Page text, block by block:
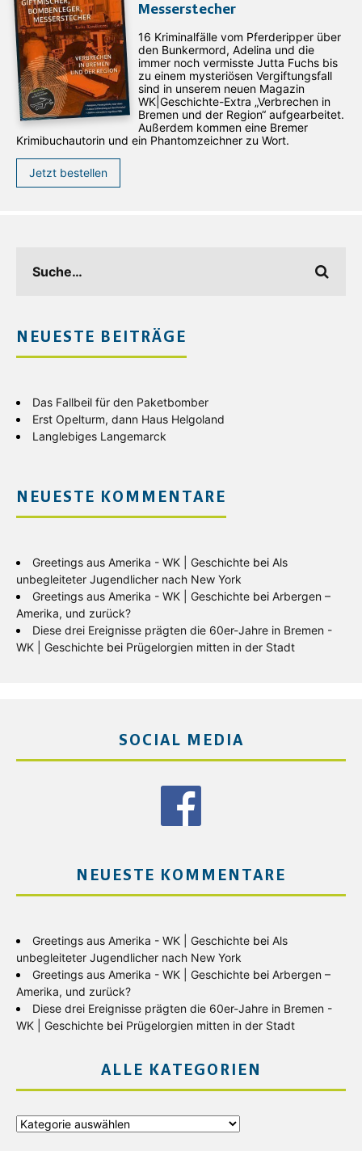
Messerstecher
16 Kriminalfälle vom Pferderipper über
den Bunkermord, Adelina und die
immer noch vermisste Jutta Fuchs bis
zu einem mysteriösen Vergiftungsfall
sind in unserem neuen Magazin
WK|Geschichte-Extra „Verbrechen in
Bremen und der Region“ aufgearbeitet.
Außerdem kommen eine Bremer
Krimibuchautorin und ein Phantomzeichner zu Wort.
Jetzt bestellen
NEUESTE BEITRÄGE
Das Fallbeil für den Paketbomber
Erst Opelturm, dann Haus Helgoland
Langlebiges Langemarck
NEUESTE KOMMENTARE
Greetings aus Amerika - WK | Geschichte bei Als
unbegleiteter Jugendlicher nach New York
Greetings aus Amerika - WK | Geschichte bei Arbergen –
Amerika, und zurück?
Diese drei Ereignisse prägten die 60er-Jahre in Bremen -
WK | Geschichte bei Prügelorgien mitten in der Stadt
SOCIAL MEDIA
NEUESTE KOMMENTARE
Greetings aus Amerika - WK | Geschichte bei Als
unbegleiteter Jugendlicher nach New York
Greetings aus Amerika - WK | Geschichte bei Arbergen –
Amerika, und zurück?
Diese drei Ereignisse prägten die 60er-Jahre in Bremen -
WK | Geschichte bei Prügelorgien mitten in der Stadt
ALLE KATEGORIEN
Alle